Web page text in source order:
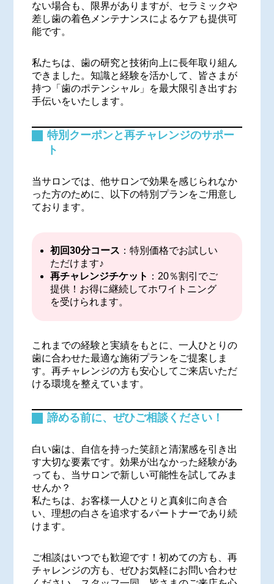
ない場合も、限界がありますが、セラミックや
差し歯の着色メンテナンスによるケアも提供可
能です。
私たちは、歯の研究と技術向上に長年取り組ん
できました。知識と経験を活かして、皆さまが
持つ「歯のポテンシャル」を最大限引き出すお
手伝いをいたします。
特別クーポンと再チャレンジのサポー
ト
当サロンでは、他サロンで効果を感じられなか
った方のために、以下の特別プランをご用意し
ております。
初回30分コース ：特別価格でお試しい
ただけます♪
再チャレンジチケット ：20％割引でご
提供！お得に継続してホワイトニング
を受けられます。
これまでの経験と実績をもとに、一人ひとりの
歯に合わせた最適な施術プランをご提案しま
す。再チャレンジの方も安心してご来店いただ
ける環境を整えています。
諦める前に、ぜひご相談ください！
白い歯は、自信を持った笑顔と清潔感を引き出
す大切な要素です。効果が出なかった経験があ
っても、当サロンで新しい可能性を試してみま
せんか？
私たちは、お客様一人ひとりと真剣に向き合
い、理想の白さを追求するパートナーであり続
けます。
ご相談はいつでも歓迎です！初めての方も、再
チャレンジの方も、ぜひお気軽にお問い合わせ